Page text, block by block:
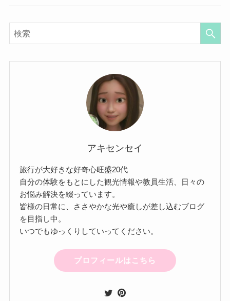
アキセンセイ
旅行が大好きな好奇心旺盛20代
自分の体験をもとにした観光情報や教員生活、日々の
お悩み解決を綴っています。
皆様の日常に、ささやかな光や癒しが差し込むブログ
を目指し中。
いつでもゆっくりしていってください。
プロフィールはこちら